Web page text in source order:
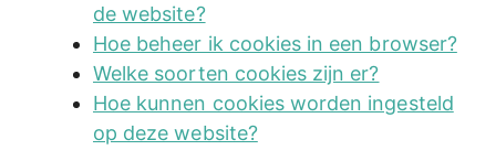
de website?
Hoe beheer ik cookies in een browser?
Welke soorten cookies zijn er?
Hoe kunnen cookies worden ingesteld
op deze website?